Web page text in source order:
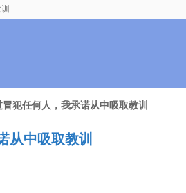
犯任何人，我承诺从中吸取教训
从中吸取教训